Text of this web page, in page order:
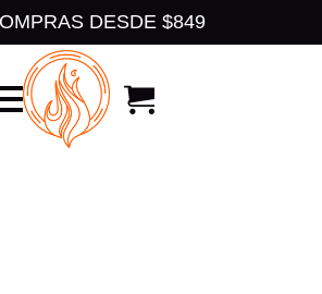
DESDE $849
from the dropdown.